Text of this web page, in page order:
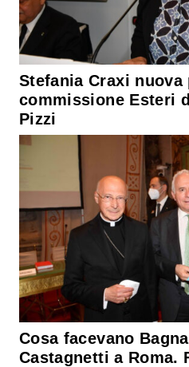
Stefania Craxi
commissione Esteri
Pizzi
Cosa facevano
Castagnetti a Roma.